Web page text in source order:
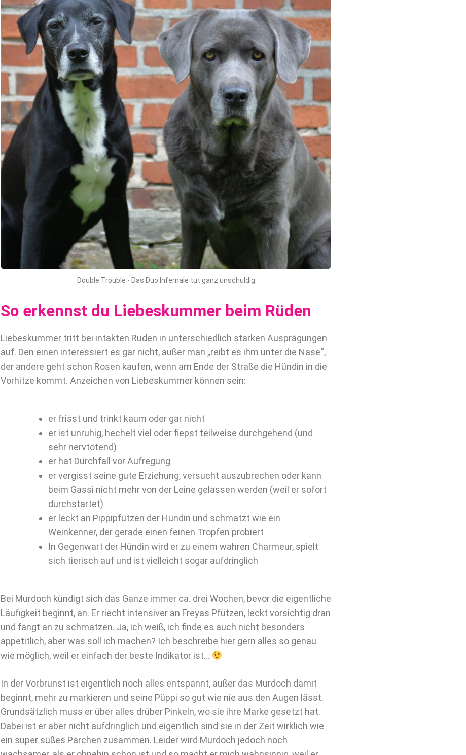
Double Trouble - Das Duo Infernale tut ganz unschuldig
So erkennst du Liebeskummer beim Rüden
Liebeskummer tritt bei intakten Rüden in unterschiedlich starken Ausprägungen
auf. Den einen interessiert es gar nicht, außer man „reibt es ihm unter die Nase“,
der andere geht schon Rosen kaufen, wenn am Ende der Straße die Hündin in die
Vorhitze kommt. Anzeichen von Liebeskummer können sein:
er frisst und trinkt kaum oder gar nicht
er ist unruhig, hechelt viel oder fiepst teilweise durchgehend (und
sehr nervtötend)
er hat Durchfall vor Aufregung
er vergisst seine gute Erziehung, versucht auszubrechen oder kann
beim Gassi nicht mehr von der Leine gelassen werden (weil er sofort
durchstartet)
er leckt an Pippipfützen der Hündin und schmatzt wie ein
Weinkenner, der gerade einen feinen Tropfen probiert
In Gegenwart der Hündin wird er zu einem wahren Charmeur, spielt
sich tierisch auf und ist vielleicht sogar aufdringlich
Bei Murdoch kündigt sich das Ganze immer ca. drei Wochen, bevor die eigentliche
Läufigkeit beginnt, an. Er riecht intensiver an Freyas Pfützen, leckt vorsichtig dran
und fängt an zu schmatzen. Ja, ich weiß, ich finde es auch nicht besonders
appetitlich, aber was soll ich machen? Ich beschreibe hier gern alles so genau
wie möglich, weil er einfach der beste Indikator ist…
In der Vorbrunst ist eigentlich noch alles entspannt, außer das Murdoch damit
beginnt, mehr zu markieren und seine Püppi so gut wie nie aus den Augen lässt.
Grundsätzlich muss er über alles drüber Pinkeln, wo sie ihre Marke gesetzt hat.
Dabei ist er aber nicht aufdringlich und eigentlich sind sie in der Zeit wirklich wie
ein super süßes Pärchen zusammen. Leider wird Murdoch jedoch noch